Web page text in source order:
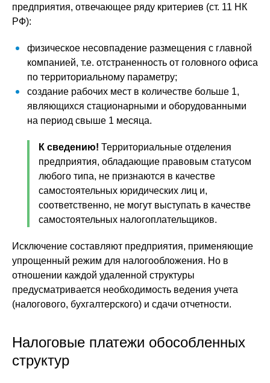
предприятия, отвечающее ряду критериев (ст. 11 НК
РФ):
физическое несовпадение размещения с главной
компанией, т.е. отстраненность от головного офиса
по территориальному параметру;
создание рабочих мест в количестве больше 1,
являющихся стационарными и оборудованными
на период свыше 1 месяца.
К сведению! Территориальные отделения
предприятия, обладающие правовым статусом
любого типа, не признаются в качестве
самостоятельных юридических лиц и,
соответственно, не могут выступать в качестве
самостоятельных налогоплательщиков.
Исключение составляют предприятия, применяющие
упрощенный режим для налогообложения. Но в
отношении каждой удаленной структуры
предусматривается необходимость ведения учета
(налогового, бухгалтерского) и сдачи отчетности.
Налоговые платежи обособленных
структур